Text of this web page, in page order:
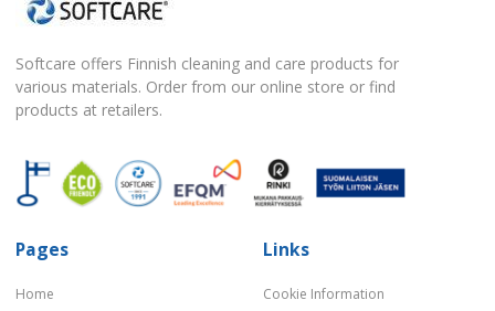
Softcare offers Finnish cleaning and care products for
various materials. Order from our online store or find
products at retailers.
Pages
Home
Links
Cookie Information